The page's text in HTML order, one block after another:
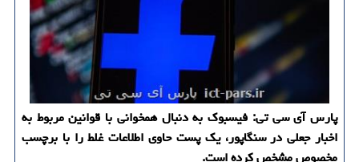
پارس آی سی تی: فیسبوك به دنبال همخوانی با قوانین مربوط به
اخبار جعلی در سنگاپور، یك پست حاوی اطلاعات غلط را با برچسب
مخصوص مشخص كرده است.